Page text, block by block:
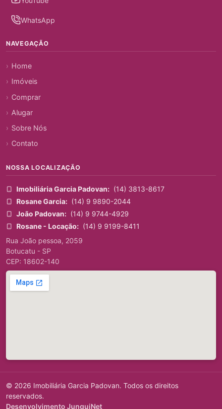
WhatsApp
NAVEGAÇÃO
Home
Imóveis
Comprar
Alugar
Sobre Nós
Contato
NOSSA LOCALIZAÇÃO
Imobiliária Garcia Padovan: (14) 3813-8617
Rosane Garcia: (14) 9 9890-2044
João Padovan: (14) 9 9744-4929
Rosane - Locação: (14) 9 9199-8411
Rua João pessoa, 2059
Botucatu - SP
CEP: 18602-140
© 2026 Imobiliária Garcia Padovan. Todos os direitos
reservados.
Desenvolvimento JunquiNet